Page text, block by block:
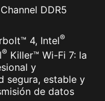
/ Gen1.
7 temas RGB
DDR5
4, Intel®
® Killer™ Wi-Fi 7: la
y
segura, estable y
de datos